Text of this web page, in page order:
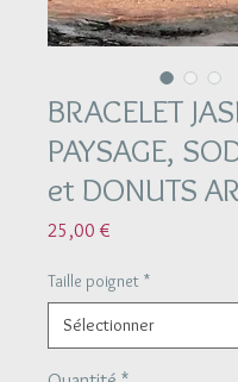
BRACELET
PAYSAGE,
et DONUTS
25,00 €
Taille poignet *